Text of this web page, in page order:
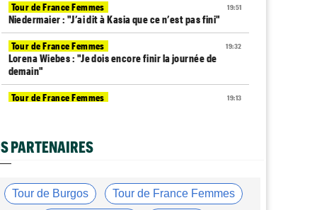
19:51
Tour de France Femmes
Niedermaier : "J’ai dit à Kasia que ce n’est pas fini"
19:32
Tour de France Femmes
Lorena Wiebes : "Je dois encore finir la journée de
demain"
19:13
Tour de France Femmes
Le parcours de la 20e étape modifié à cause
d'éboulements
18:50
Tour de France Femmes
Kasia Niewiadoma furieuse : "Célia Gery m'a bloquée..."
PARTENAIRES
Tour de Burgos Tour de France Femmes